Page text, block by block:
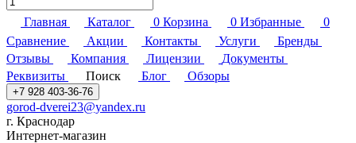
Главная Каталог 0 Корзина 0 Избранные
0
Сравнение
Акции Контакты Услуги
Бренды
Отзывы
Компания Лицензии
Документы
Реквизиты
Поиск Блог Обзоры
+7 928 403-36-76
gorod-dverei23@yandex.ru
г. Краснодар
Интернет-магазин